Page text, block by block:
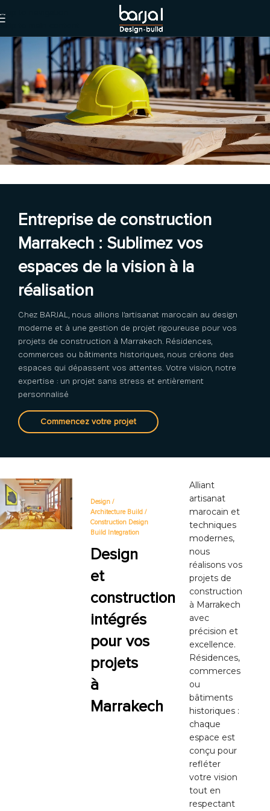
Skip to navigation
Skip to main content
Entreprise de construction
Marrakech : Sublimez vos
espaces de la vision à la
réalisation
Chez BARJAL, nous allions l’artisanat marocain au design
moderne et à une gestion de projet rigoureuse pour vos
projets de construction à Marrakech. Résidences,
commerces ou bâtiments historiques, nous créons des
espaces qui dépassent vos attentes. Votre vision, notre
expertise : un projet sans stress et entièrement
personnalisé
Commencez votre projet
Design /
Architecture ㅤㅤBuild /
Constructionㅤㅤ Design
Build Integration
Design
et
construction
intégrés
pour vos
projets
à
Marrakech
Alliant
artisanat
marocain et
techniques
modernes,
nous
réalisons vos
projets de
construction
à Marrakech
avec
précision et
excellence.
Résidences,
commerces
ou
bâtiments
historiques :
chaque
espace est
conçu pour
refléter
votre vision
tout en
respectant